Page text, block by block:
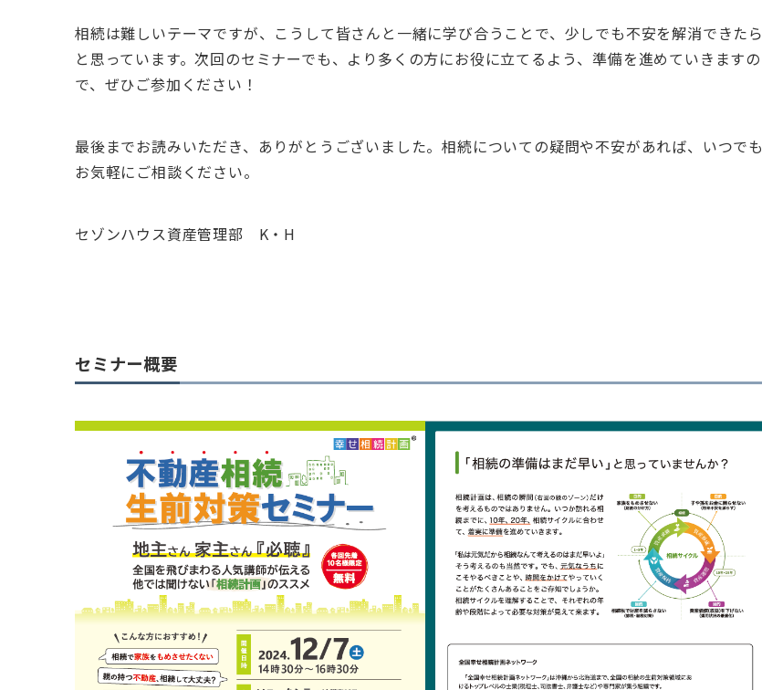
相続は難しいテーマですが、こうして皆さんと一緒に学び合うことで、少しでも不安を解消できたら
と思っています。次回のセミナーでも、より多くの方にお役に立てるよう、準備を進めていきますの
で、ぜひご参加ください！
最後までお読みいただき、ありがとうございました。相続についての疑問や不安があれば、いつでも
お気軽にご相談ください。
セゾンハウス資産管理部 K・H
セミナー概要